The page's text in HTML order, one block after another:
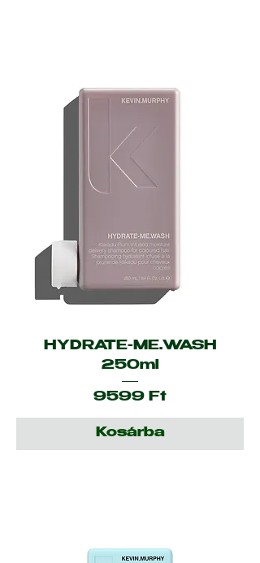
HYDRATE-ME.WASH
250ml
Ár
9599 Ft
Kosárba